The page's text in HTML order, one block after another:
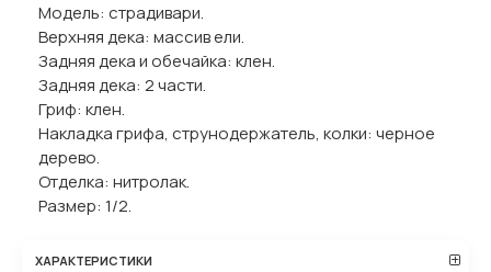
Модель: страдивари.
Верхняя дека: массив ели.
Задняя дека и обечайка: клен.
Задняя дека: 2 части.
Гриф: клен.
Накладка грифа, струнодержатель, колки: черное
дерево.
Отделка: нитролак.
Размер: 1/2.
ХАРАКТЕРИСТИКИ